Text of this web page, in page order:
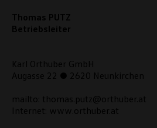
Thomas PUTZ
Betriebsleiter
Karl Orthuber GmbH
Augasse 22 ● 2620 Neunkirchen
mailto: thomas.putz@orthuber.at
Internet: www.orthuber.at